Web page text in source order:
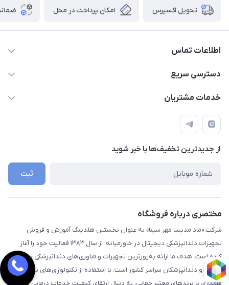
تحویل اکسپرس امکان پرداخت در محل
اطلاعات تماس
09112255977- 02191035419
دسترسی سریع
حساب کاربری
لیست محصولات
درباره ما
خدمات مشتریان
قوانین و مقررات
راهنما
از جدید‌ترین تخفیف‌ها با‌ خبر شوید
ثبت
مختصری درباره فروشگاه
شرکت «ماد مدیسا مهر سینا» به عنوان نخستین هلدینگ آموزش و فروش
تجهیزات دندانپزشکی دیجیتال در خاورمیانه، از سال ۱۳۸۳ فعالیت خود را آغاز
کرده است. هدف ما ارائه به‌روزترین تجهیزات و فناوری‌های دندانپزشکی به مراکز
درمانی و دندانپزشکان سراسر کشور است. با استفاده از تکنولوژی‌های نوین و
همکاری با برندهای معتبر جهانی، به دنبال ارتقای کیفیت خدمات درمانی و